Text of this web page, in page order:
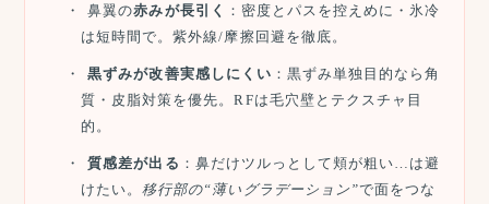
鼻翼の赤みが長引く
：密度とパスを控えめに・氷冷
は短時間で。紫外線/摩擦回避を徹底。
黒ずみが改善実感しにくい ：黒ずみ単独目的なら角
質・皮脂対策を優先。RFは毛穴壁とテクスチャ目
的。
質感差が出る ：鼻だけツルっとして頬が粗い…は避
けたい。移行部の“薄いグラデーション”で面をつな